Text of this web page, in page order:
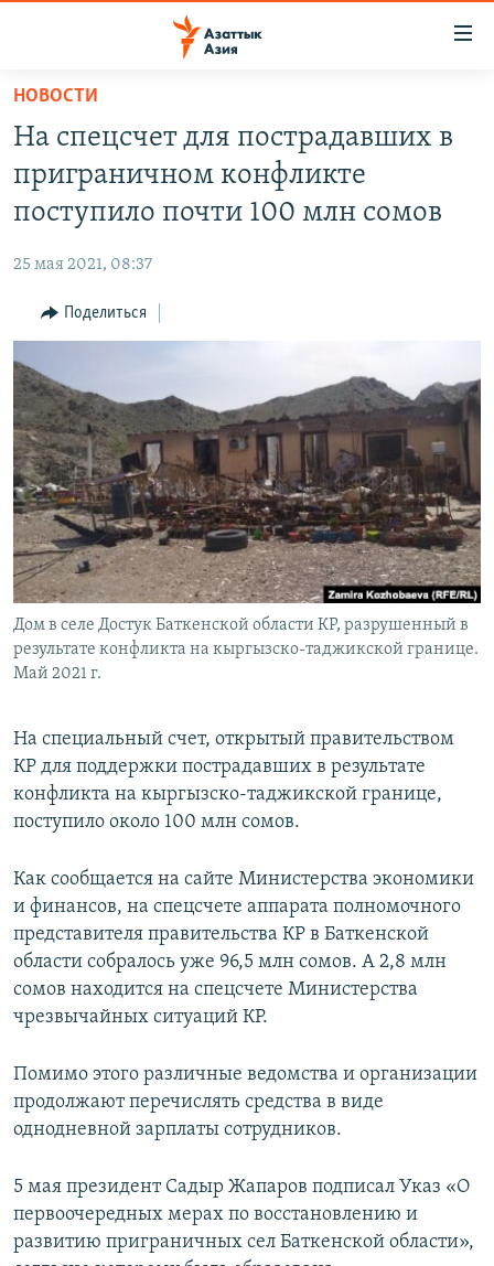
Вернуться
основному
содержанию
Вернутся
главной
Вернутся
поиску
ТАДЖИКИСТАН
ВОЙНА В УКРАИНЕ
КЫРГЫЗЧА
ТОҶИКӢ
TÜRKMENÇE
Все сайты РСЕ/РС
НОВОСТИ
На спецсчет для пострадавших в
приграничном конфликте
поступило почти 100 млн сомов
25 мая 2021, 08:37
Поделиться
Дом в селе Достук Баткенской области КР, разрушенный в
результате конфликта на кыргызско-таджикской границе.
Май 2021 г.
На специальный счет, открытый правительством
КР для поддержки пострадавших в результате
конфликта на кыргызско-таджикской границе,
поступило около 100 млн сомов.
Как сообщается на сайте Министерства экономики
и финансов, на спецсчете аппарата полномочного
представителя правительства КР в Баткенской
области собралось уже 96,5 млн сомов. А 2,8 млн
сомов находится на спецсчете Министерства
чрезвычайных ситуаций КР.
Помимо этого различные ведомства и организации
продолжают перечислять средства в виде
однодневной зарплаты сотрудников.
5 мая президент Садыр Жапаров подписал Указ «О
первоочередных мерах по восстановлению и
развитию приграничных сел Баткенской области»,